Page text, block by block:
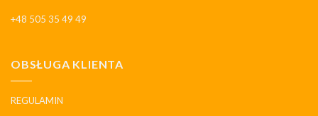
+48 505 35 49 49
OBSŁUGA KLIENTA
REGULAMIN